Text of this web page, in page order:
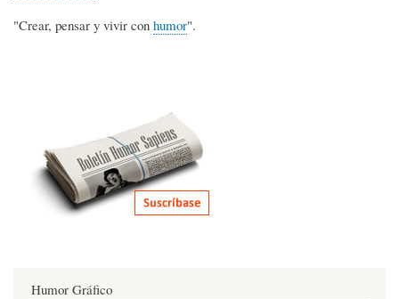
"Crear, pensar y vivir con humor".
Humor Gráfico